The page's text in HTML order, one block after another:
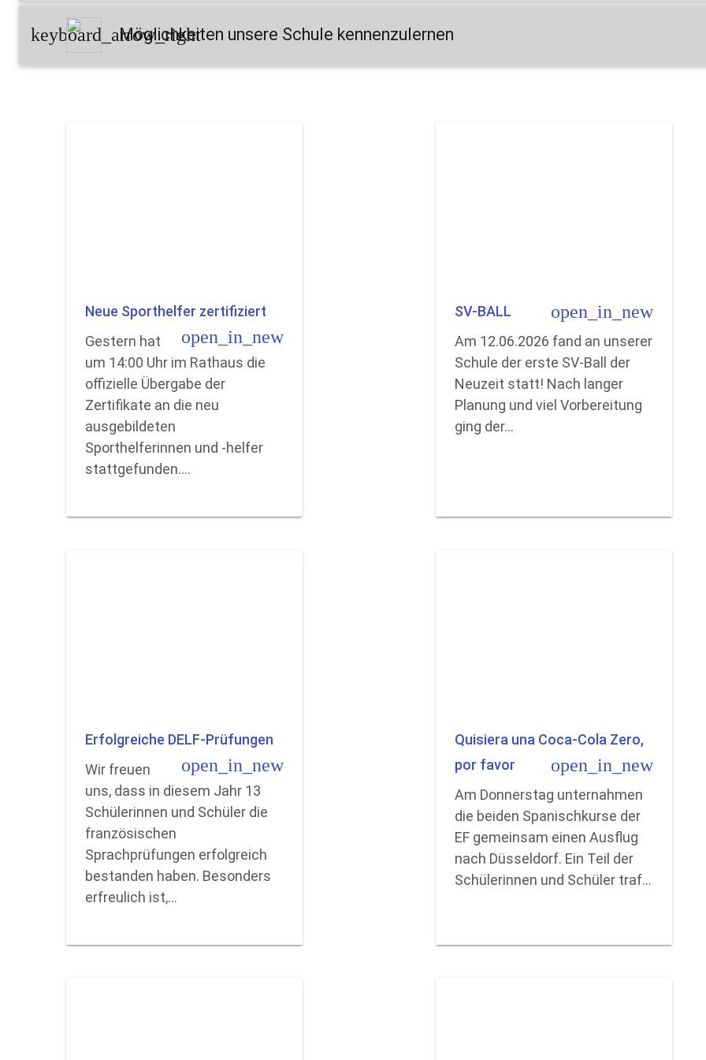
keyboard_arrow_rightMöglichkeiten unsere Schule kennenzulernen
Neue Sporthelfer zertifiziert
open_in_new
Gestern hat
um 14:00 Uhr im Rathaus die
offizielle Übergabe der
Zertifikate an die neu
ausgebildeten
Sporthelferinnen und -helfer
stattgefunden.…
SV-BALL open_in_new
Am 12.06.2026 fand an unserer
Schule der erste SV-Ball der
Neuzeit statt! Nach langer
Planung und viel Vorbereitung
ging der…
Erfolgreiche DELF-Prüfungen
open_in_new
Wir freuen
uns, dass in diesem Jahr 13
Schülerinnen und Schüler die
französischen
Sprachprüfungen erfolgreich
bestanden haben. Besonders
erfreulich ist,…
Quisiera una Coca-Cola Zero,
por favor
open_in_new
Am Donnerstag unternahmen
die beiden Spanischkurse der
EF gemeinsam einen Ausflug
nach Düsseldorf. Ein Teil der
Schülerinnen und Schüler traf…